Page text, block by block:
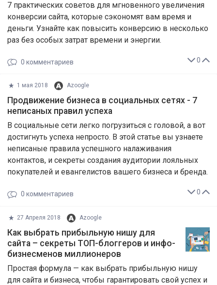
7 практических советов для мгновенного увеличения
конверсии сайта, которые сэкономят вам время и
деньги. Узнайте как повысить конверсию в несколько
раз без особых затрат времени и энергии.
0
0 комментариев
1 мая 2018 Azoogle
Продвижение бизнеса в социальных сетях - 7
неписаных правил успеха
В социальные сети легко погрузиться с головой, а вот
достигнуть успеха непросто. В этой статье вы узнаете
неписаные правила успешного налаживания
контактов, и секреты создания аудитории лояльных
покупателей и евангелистов вашего бизнеса и бренда.
0
0 комментариев
27 Апреля 2018 Azoogle
Как выбрать прибыльную нишу для
сайта – секреты ТОП-блоггеров и инфо-
бизнесменов миллионеров
Простая формула — как выбрать прибыльную нишу
для сайта и бизнеса, чтобы гарантировать свой успех и